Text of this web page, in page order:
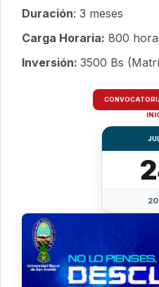
Duración: 3 meses
Carga Horaria: 800
Inversión: 3500 Bs